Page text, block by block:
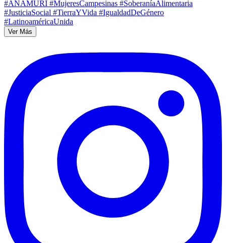
Ver Más